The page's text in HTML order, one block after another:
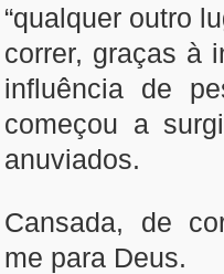
“qualquer outro
correr, graças à
influência de
começou a
anuviados.
Cansada, de
me para Deus.